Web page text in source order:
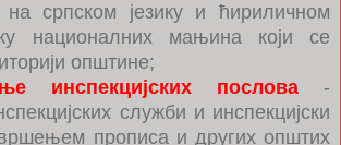
српском језику и ћириличном
националних мањина који се
општине;
инспекцијских послова
-
служби и инспекцијски
прописа и других општих